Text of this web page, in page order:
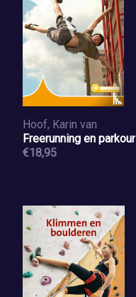
Hoof, Karin van
Freerunning en parkour
€18,95